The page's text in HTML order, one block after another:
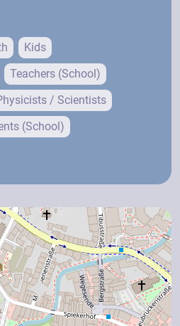
Kids
Teachers (School)
/ Scientists
(School)